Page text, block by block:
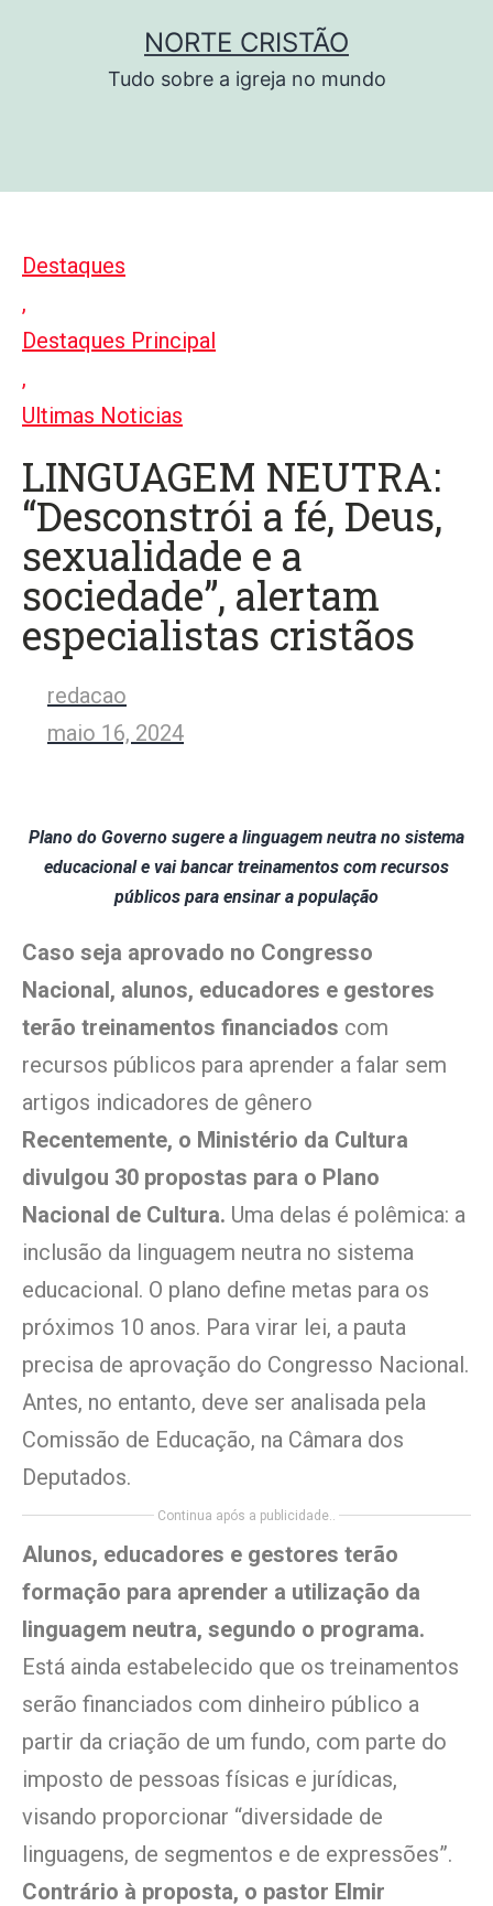
NORTE CRISTÃO
Tudo sobre a igreja no mundo
Destaques
,
Destaques Principal
,
Ultimas Noticias
LINGUAGEM NEUTRA:
“Desconstrói a fé, Deus,
sexualidade e a
sociedade”, alertam
especialistas cristãos
redacao
maio 16, 2024
Plano do Governo sugere a linguagem neutra no sistema
educacional e vai bancar treinamentos com recursos
públicos para ensinar a população
Caso seja aprovado no Congresso
Nacional, alunos, educadores e gestores
terão treinamentos financiados com
recursos públicos para aprender a falar sem
artigos indicadores de gênero
Recentemente, o Ministério da Cultura
divulgou 30 propostas para o Plano
Nacional de Cultura. Uma delas é polêmica: a
inclusão da linguagem neutra no sistema
educacional. O plano define metas para os
próximos 10 anos. Para virar lei, a pauta
precisa de aprovação do Congresso Nacional.
Antes, no entanto, deve ser analisada pela
Comissão de Educação, na Câmara dos
Deputados.
Continua após a publicidade..
Alunos, educadores e gestores terão
formação para aprender a utilização da
linguagem neutra, segundo o programa.
Está ainda estabelecido que os treinamentos
serão financiados com dinheiro público a
partir da criação de um fundo, com parte do
imposto de pessoas físicas e jurídicas,
visando proporcionar “diversidade de
linguagens, de segmentos e de expressões”.
Contrário à proposta, o pastor Elmir